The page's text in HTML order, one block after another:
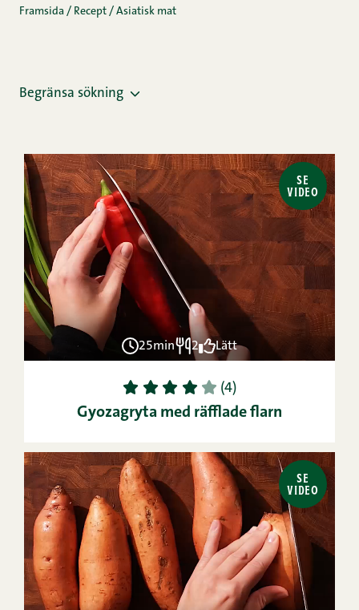
Framsida / Recept / Asiatisk mat
Begränsa sökning
SE
VIDEO
25min 2 Lätt
1 2 3 4 5 (4)
Gyozagryta med räfflade flarn
SE
VIDEO